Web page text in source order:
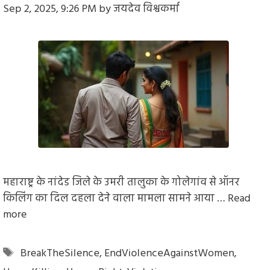
Sep 2, 2025, 9:26 PM byजयदेव विश्वकर्मा
महाराष्ट्र के नांदेड जिले के उमरी तालुका के गोलेगांव से ऑनर
किलिंग का दिल दहला देने वाला मामला सामने आया … Read
more
Tags
BreakTheSilence,EndViolenceAgainstWomen,